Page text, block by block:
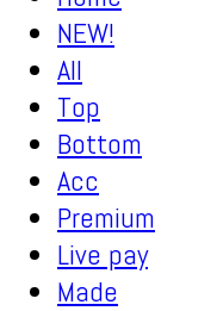
NEW!
All
Top
Bottom
Acc
Premium
Live pay
Made